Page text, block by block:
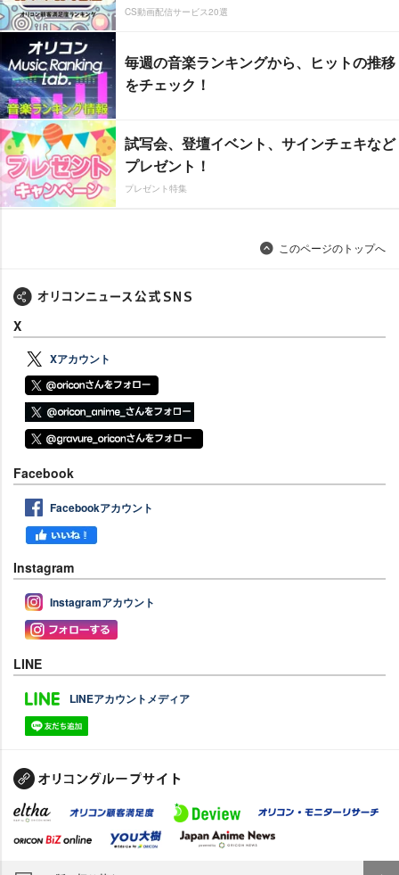
CS動画配信サービス20選
毎週の音楽ランキングから、ヒットの推移
をチェック！
試写会、登壇イベント、サインチェキなど
プレゼント！
プレゼント特集
このページのトップへ
X
Xアカウント
Facebook
Facebookアカウント
Instagram
Instagramアカウント
LINE
LINEアカウントメディア